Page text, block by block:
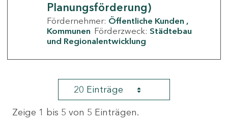
Planungsförderung)
Fördernehmer: Öffentliche Kunden
Kommunen Förderzweck: Städtebau
und Regionalentwicklung
20 Einträge
Zeige 1 bis 5 von 5 Einträgen.